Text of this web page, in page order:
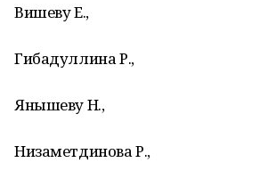
Вишеву Е.,
Гибадуллина Р.,
Янышеву Н.,
Низаметдинова Р.,